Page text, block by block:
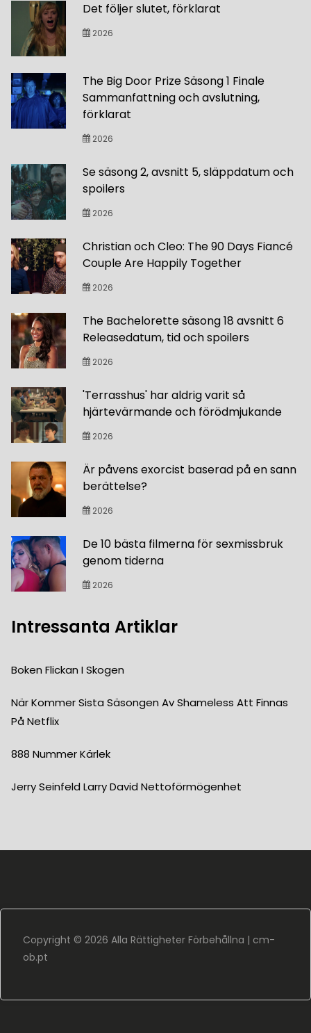
Det följer slutet, förklarat
2026
The Big Door Prize Säsong 1 Finale
Sammanfattning och avslutning,
förklarat
2026
Se säsong 2, avsnitt 5, släppdatum och
spoilers
2026
Christian och Cleo: The 90 Days Fiancé
Couple Are Happily Together
2026
The Bachelorette säsong 18 avsnitt 6
Releasedatum, tid och spoilers
2026
'Terrasshus' har aldrig varit så
hjärtevärmande och förödmjukande
2026
Är påvens exorcist baserad på en sann
berättelse?
2026
De 10 bästa filmerna för sexmissbruk
genom tiderna
2026
Intressanta Artiklar
Boken Flickan I Skogen
När Kommer Sista Säsongen Av Shameless Att Finnas
På Netflix
888 Nummer Kärlek
Jerry Seinfeld Larry David Nettoförmögenhet
Copyright © 2026 Alla Rättigheter Förbehållna | cm-
ob.pt